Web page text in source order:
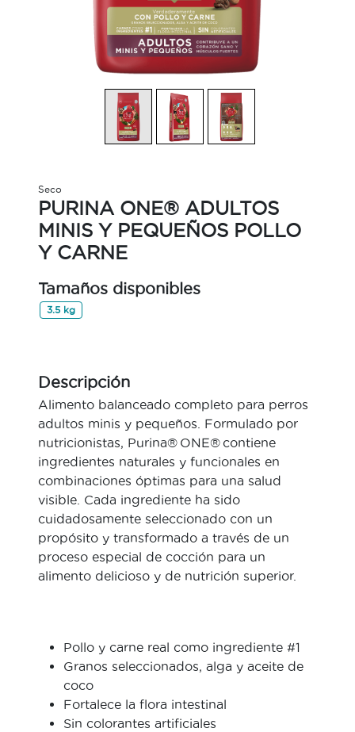
Seco
PURINA ONE® ADULTOS
MINIS Y PEQUEÑOS POLLO
Y CARNE
Tamaños disponibles
3.5 kg
Descripción
Alimento balanceado completo para perros
adultos minis y pequeños. Formulado por
nutricionistas, Purina® ONE® contiene
ingredientes naturales y funcionales en
combinaciones óptimas para una salud
visible. Cada ingrediente ha sido
cuidadosamente seleccionado con un
propósito y transformado a través de un
proceso especial de cocción para un
alimento delicioso y de nutrición superior.
Pollo y carne real como ingrediente #1
Granos seleccionados, alga y aceite de
coco
Fortalece la flora intestinal
Sin colorantes artificiales